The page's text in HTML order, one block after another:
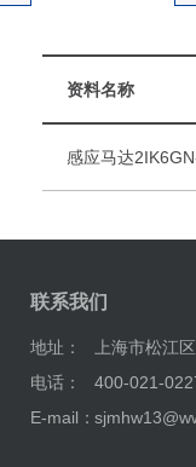
资料名称
感应马达
联系我们
地址：
上海市松江
电话：
400-021-
E-mail：